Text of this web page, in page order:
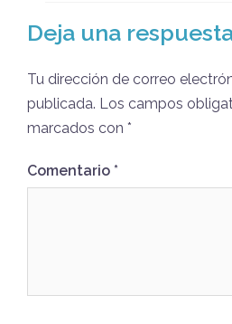
Deja una
Tu dirección de correo
publicada. Los campos
marcados con *
Comentario *